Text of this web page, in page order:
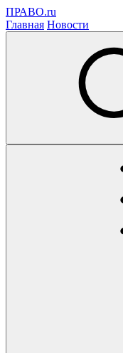
ПРАВО.ru
Главная Новости